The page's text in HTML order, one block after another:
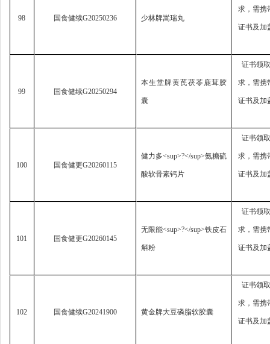
98 国食健续G20250236 少林牌嵩瑞丸
求， 需携
证书及加
99 国食健续G20250294
本生堂牌黄芪茯苓鹿茸胶
囊
证书领
求， 需携
证书及加
100 国食健更G20260115
健力多<sup>?</sup>氨糖硫
酸软骨素钙片
证书领
求， 需携
证书及加
101 国食健更G20260145
无限能<sup>?</sup>铁皮石
斛粉
证书领
求， 需携
证书及加
102 国食健续G20241900 黄金牌大豆磷脂软胶囊
证书领
求， 需携
证书及加